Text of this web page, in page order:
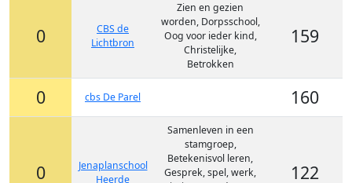
0
CBS de
Lichtbron
Zien en gezien
worden, Dorpsschool,
Oog voor ieder kind,
Christelijke,
Betrokken
159
0 cbs De Parel 160
0
Jenaplanschool
Heerde
Samenleven in een
stamgroep,
Betekenisvol leren,
Gesprek, spel, werk,
122